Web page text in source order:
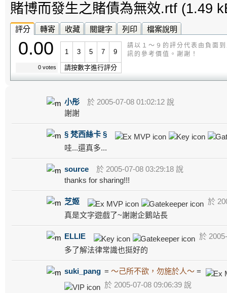
賭博而發生之賭債為無效.rtf (1.49
評分 轉寄 收藏 關鍵字 列印 檔案說明
0.00
0 votes
1 3 5 7 9
請按數字進行評分
請以１～９的評分代表由負面
訊的參考價值。謝謝！
小彤
於 2005-07-08 01:02:12 說
謝謝
§ 梵西絲卡 §
哇...還真多...
source
於 2005-07-08 03:29:18 說
thanks for sharing!!!
芝姬
於
真是文字遊戲了~謝謝企鵝站長
ELLIE
於
多了解法律常識也挺好的
suki_pang =～己所不欲，勿施於人～ =
於 2005-07-08 09:06:39 說